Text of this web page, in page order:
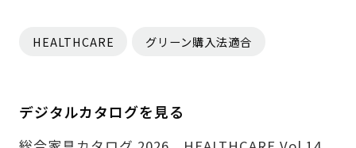
HEALTHCARE グリーン購入法適合
デジタルカタログを見る